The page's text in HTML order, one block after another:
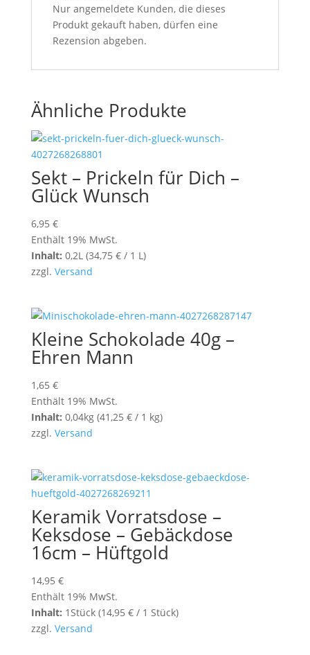
Nur angemeldete Kunden, die dieses
Produkt gekauft haben, dürfen eine
Rezension abgeben.
Ähnliche Produkte
Sekt – Prickeln für Dich –
Glück Wunsch
6,95 €
Enthält 19% MwSt.
Inhalt: 0,2L (34,75 €/ 1 L)
zzgl. Versand
Kleine Schokolade 40g –
Ehren Mann
1,65 €
Enthält 19% MwSt.
Inhalt: 0,04kg (41,25 €/ 1 kg)
zzgl. Versand
Keramik Vorratsdose –
Keksdose – Gebäckdose
16cm – Hüftgold
14,95 €
Enthält 19% MwSt.
Inhalt: 1Stück (14,95 €/ 1 Stück)
zzgl. Versand